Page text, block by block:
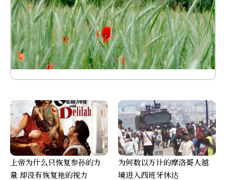
上帝为什么只恢复参孙的力
量 却没有恢复祂的视力
为何数以万计的摩洛哥人越
境进入西班牙休达